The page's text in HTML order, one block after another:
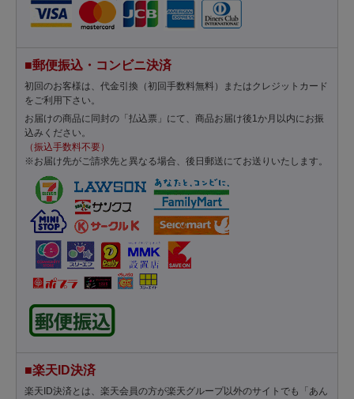
■郵便振込・コンビニ決済
初回のお客様は、代金引換（初回手数料無料）またはクレジットカード
をご利用下さい。
お届けの商品に同封の「払込票」にて、商品お届け後1か月以内にお振
込みください。
（振込手数料不要）
※お届け先がご請求先と異なる場合、後日郵送にてお送りいたします。
■楽天ID決済
楽天ID決済とは、楽天会員の方が楽天グループ以外のサイトでも「あん